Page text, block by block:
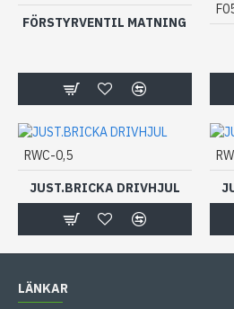
FÖRSTYRVENTIL MATNING
RWC-0,5
JUST.BRICKA DRIVHJUL
LÄNKAR